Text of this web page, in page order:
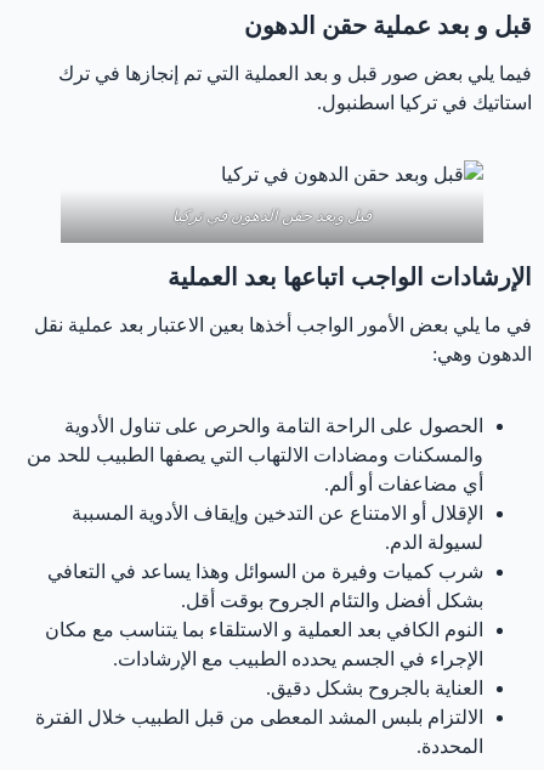
قبل و بعد عملية حقن الدهون
فيما يلي بعض صور قبل و بعد العملية التي تم إنجازها في ترك
استاتيك في تركيا اسطنبول.
‏قبل وبعد حقن الدهون في تركيا
‏الإرشادات الواجب اتباعها بعد العملية
في ما يلي بعض الأمور الواجب أخذها بعين الاعتبار بعد عملية نقل
الدهون وهي:
الحصول على الراحة التامة والحرص على تناول الأدوية
والمسكنات ومضادات الالتهاب التي يصفها الطبيب للحد من
أي مضاعفات أو ألم.
الإقلال أو الامتناع عن التدخين وإيقاف الأدوية المسببة
لسيولة الدم.
شرب كميات وفيرة من السوائل وهذا يساعد في التعافي
بشكل أفضل والتئام الجروح بوقت أقل.
النوم الكافي بعد العملية و الاستلقاء بما يتناسب مع مكان
الإجراء في الجسم يحدده الطبيب مع الإرشادات.
العناية بالجروح بشكل دقيق.
الالتزام بلبس المشد المعطى من قبل الطبيب خلال الفترة
المحددة.